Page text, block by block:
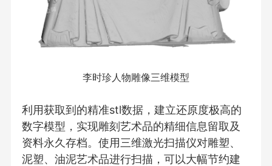
李时珍人物雕像三维模型
利用获取到的精准stl数据，建立还原度极高的
数字模型，实现雕刻艺术品的精细信息留取及
资料永久存档。使用三维激光扫描仪对雕塑、
泥塑、油泥艺术品进行扫描，可以大幅节约建